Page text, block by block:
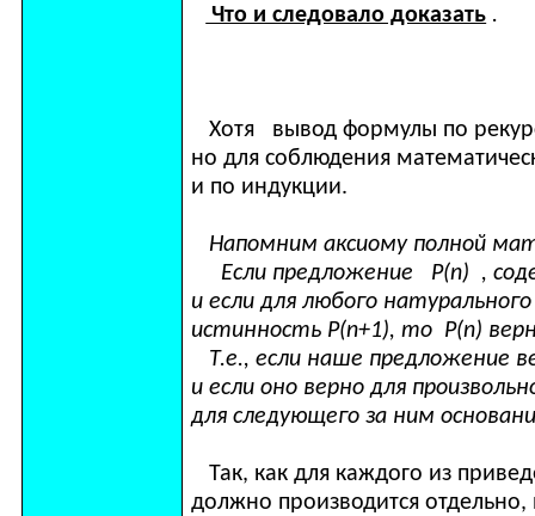
Что и следовало доказать .
Хотя вывод формулы по
но для соблюдения
и по индукции.
Напомним аксиому полной
Если предложение P(n) ,
и если для любого
истинность P(n+1), то P(n)
Т.е., если наше предложение
и если оно верно для
для следующего за ним
Так, как для каждого из
должно производится